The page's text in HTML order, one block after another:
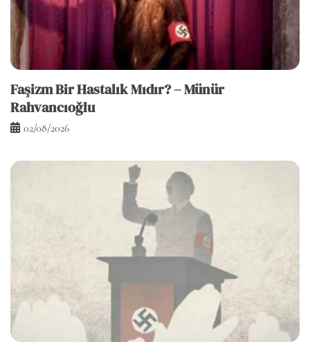
Faşizm Bir Hastalık Mıdır? – Münür
Rahvancıoğlu
02/08/2026